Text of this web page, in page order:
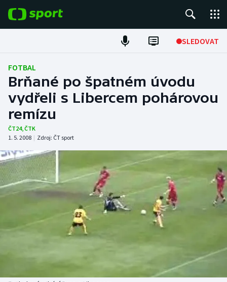
SLEDOVAT
Fotbal
Hokej
Tenis
Atletika
Cyklistika
DALŠÍ SPORTY
Americký fotbal
Baseball a softbal
Basketbal
Soutěže
Historické návraty
FOTBAL
Brňané po špatném úvodu
vydřeli s Libercem pohárovou
remízu
ČT24,ČTK
1. 5. 2008 | Zdroj: ČT sport